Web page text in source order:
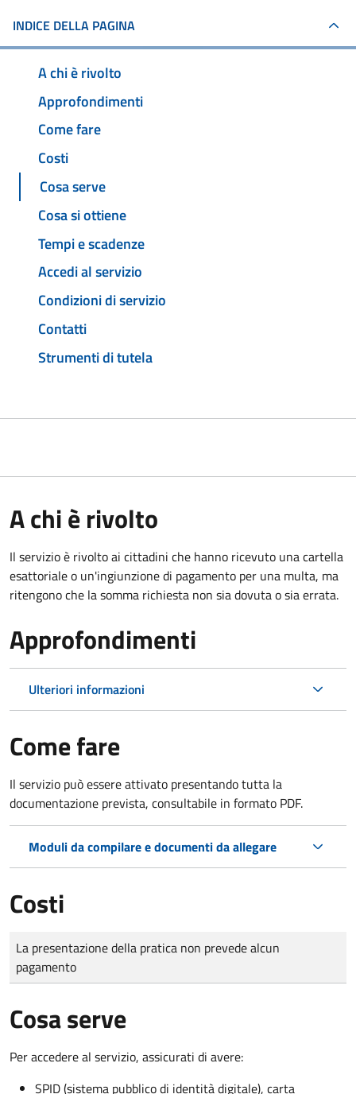
INDICE DELLA PAGINA
A chi è rivolto
Approfondimenti
Come fare
Costi
Cosa serve
Cosa si ottiene
Tempi e scadenze
Accedi al servizio
Condizioni di servizio
Contatti
Strumenti di tutela
A chi è rivolto
Il servizio è rivolto ai cittadini che hanno ricevuto una cartella
esattoriale o un'ingiunzione di pagamento per una multa, ma
ritengono che la somma richiesta non sia dovuta o sia errata.
Approfondimenti
Ulteriori informazioni
Come fare
Il servizio può essere attivato presentando tutta la
documentazione prevista, consultabile in formato PDF.
Moduli da compilare e documenti da allegare
Costi
Tipo di pagamento
Importo
La presentazione della pratica non prevede alcun
pagamento
Cosa serve
Per accedere al servizio, assicurati di avere:
SPID (sistema pubblico di identità digitale), carta